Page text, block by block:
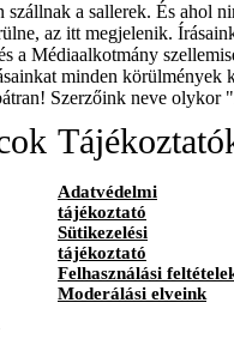
szállnak a sallerek. És ahol
az itt megjelenik.
a Médiaalkotmány
minden körülmények
Szerzőink neve olykor
Adatvédelmi
tájékoztató
Sütikezelési
tájékoztató
Felhasználási
Moderálási elveink